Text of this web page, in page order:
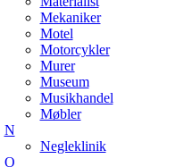
Mekaniker
Motel
Motorcykler
Murer
Museum
Musikhandel
Møbler
N
Negleklinik
O